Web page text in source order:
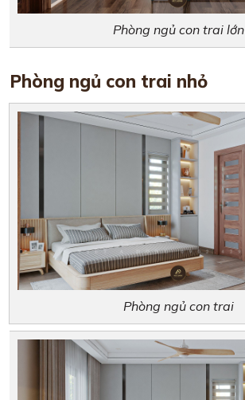
Phòng ngủ con trai lớn
Phòng ngủ con trai nhỏ
Phòng ngủ con trai